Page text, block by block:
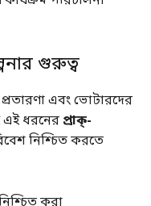
গুরুত্ব
প্রতারণা এবং ভোটারদের
এই ধরনের প্রাক্‌-
নিশ্চিত করতে